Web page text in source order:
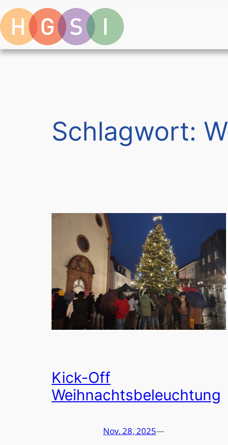
Zum
Inhalt
springen
Schlagwort:
Kick-Off
Weihnachtsbeleuchtung
Nov. 28, 2025—